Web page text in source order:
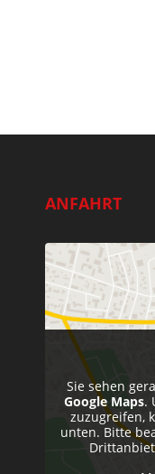
ANFAHRT
Sie sehen
Google Maps.
zuzugreifen,
unten. Bitte